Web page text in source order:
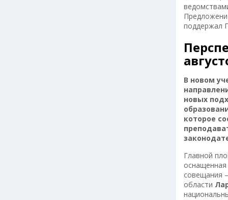
поддержал
В новом
новых
которое
Главной
совещания
области